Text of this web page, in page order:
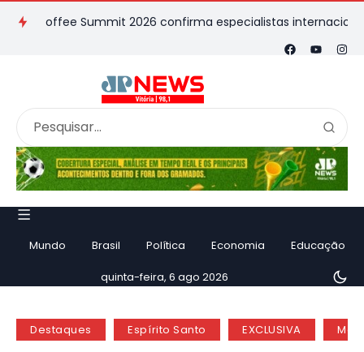
Summit 2026 confirma especialistas internacionais
Mundo Brasil Política Economia Educação
quinta-feira, 6 ago 2026
Destaques Espírito Santo EXCLUSIVA